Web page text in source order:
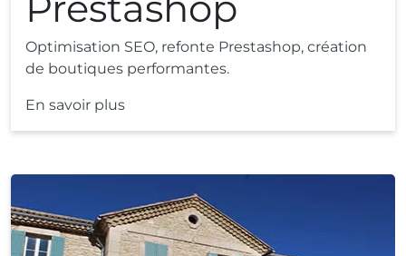
Optimisation SEO, refonte Prestashop, création
de boutiques performantes.
En savoir plus